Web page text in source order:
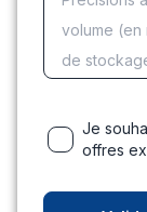
Je
offres